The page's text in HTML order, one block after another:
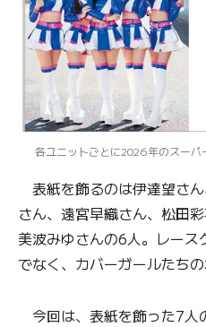
各ユニットごとに2026年のスーパ
表紙を飾るのは伊達望さ
さん、遠宮早織さん、松田
美波みゆさんの6人。レー
でなく、カバーガールたち
今回は、表紙を飾った7人